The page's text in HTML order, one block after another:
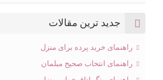
جدید ترین مقالات
راهنمای خرید پرده برای منزل
راهنمای انتخاب صحیح مبلمان